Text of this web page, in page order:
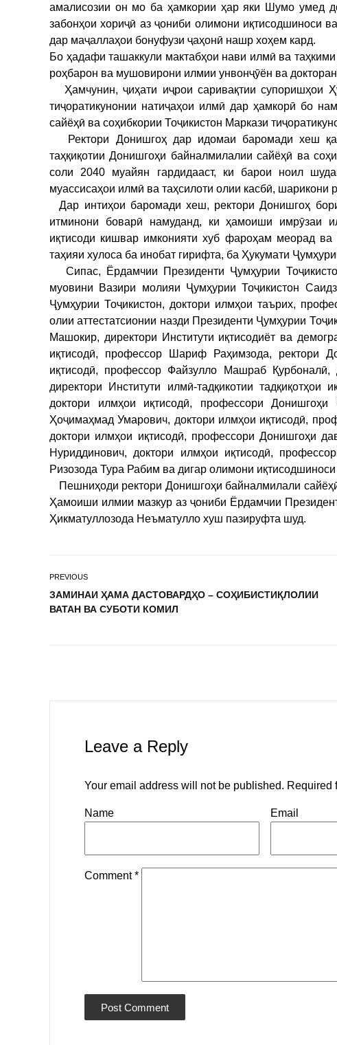
амалисозии он мо ба ҳамкории ҳар яки Шумо умед
забонҳои хориҷӣ аз ҷониби олимони иқтисодшиноси
дар маҷаллаҳои бонуфузи ҷаҳонӣ нашр хоҳем кард.
Бо ҳадафи ташаккули мактабҳои нави илмӣ ва
роҳбарон ва мушовирони илмии унвонҷӯён ва
Ҳамчунин, ҷиҳати иҷрои саривақтии супоришҳои
тиҷоратикунонии натиҷаҳои илмӣ дар ҳамкорӣ бо
сайёҳӣ ва соҳибкории Тоҷикистон Маркази
Ректори Донишгоҳ дар идомаи баромади хеш
таҳқиқотии Донишгоҳи байналмилалии сайёҳӣ ва
соли 2040 муайян гардидааст, ки барои ноил
муассисаҳои илмӣ ва таҳсилоти олии касбӣ,
Дар интиҳои баромади хеш, ректори Донишгоҳ
итминони боварӣ намуданд, ки ҳамоиши имрӯзаи
иқтисоди кишвар имконияти хуб фароҳам меорад
таҳияи хулоса ба инобат гирифта, ба Ҳукумати
Сипас, Ёрдамчии Президенти Ҷумҳурии
муовини Вазири молияи Ҷумҳурии Тоҷикистон
Ҷумҳурии Тоҷикистон, доктори илмҳои таърих,
олии аттестатсионии назди Президенти Ҷумҳурии
Машокир, директори Институти иқтисодиёт ва
иқтисодӣ, профессор Шариф Раҳимзода, ректори
иқтисодӣ, профессор Файзулло Машраб
директори Институти илмӣ-тадқикотии
доктори илмҳои иқтисодӣ, профессори
Ҳоҷимаҳмад Умарович, доктори илмҳои иқтисодӣ,
доктори илмҳои иқтисодӣ, профессори Донишгоҳи
Нуриддинович, доктори илмҳои иқтисодӣ,
Ризозода Тура Рабим ва дигар олимони
Пешниҳоди ректори Донишгоҳи байналмилали
Ҳамоиши илмии мазкур аз ҷониби Ёрдамчии
Ҳикматуллозода Неъматулло хуш пазируфта шуд.
PREVIOUS
ЗАМИНАИ ҲАМА ДАСТОВАРДҲО – СОҲИБИСТИҚЛОЛИИ
ВАТАН ВА СУБОТИ КОМИЛ
Leave a Reply
Your email address will not be published. Required
Name Email
Comment*